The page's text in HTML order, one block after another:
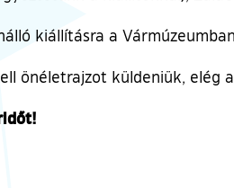
kiállításra a
önéletrajzot küldeniük, elég